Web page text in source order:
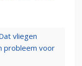
vliegen
probleem voor